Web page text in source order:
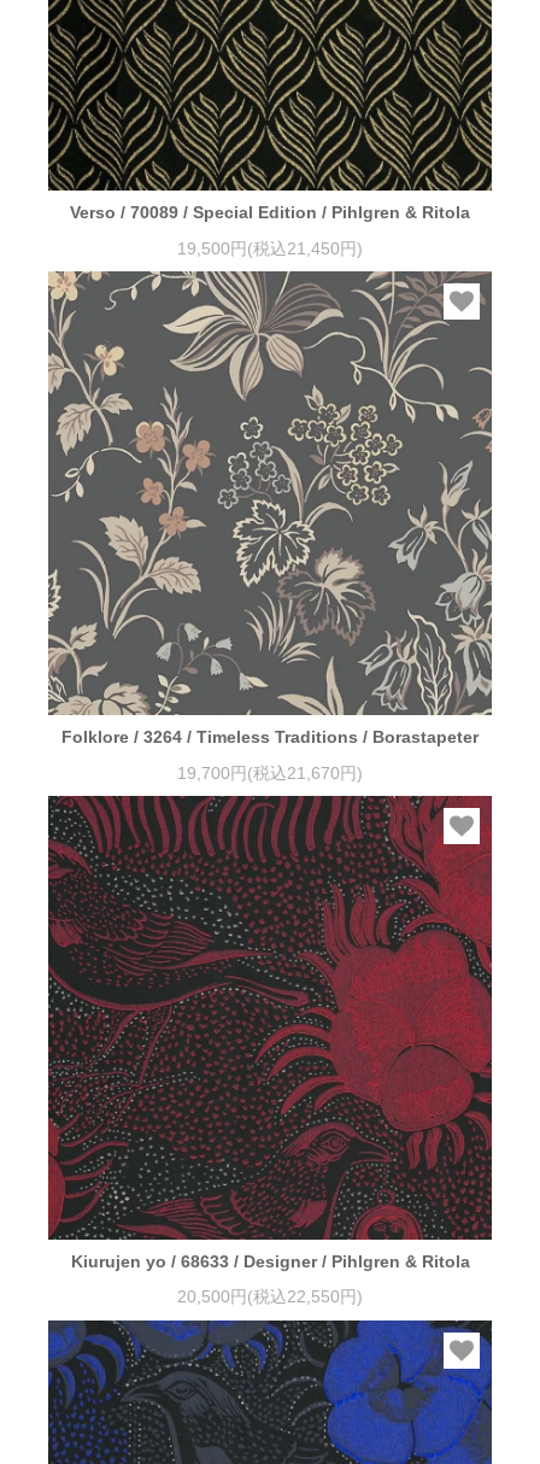
Verso / 70089 / Special Edition / Pihlgren & Ritola
19,500円(税込21,450円)
Folklore / 3264 / Timeless Traditions / Borastapeter
19,700円(税込21,670円)
Kiurujen yo / 68633 / Designer / Pihlgren & Ritola
20,500円(税込22,550円)